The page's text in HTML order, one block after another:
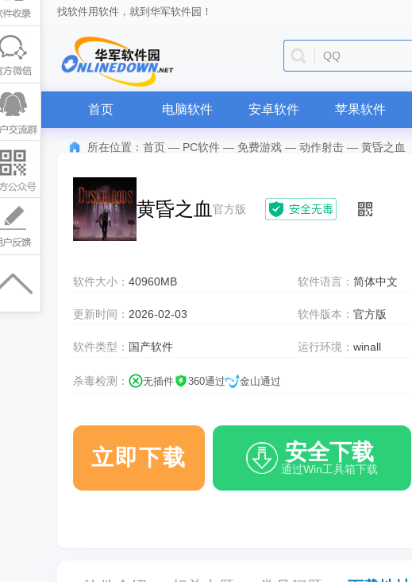
找软件用软件，就到华军软件园！
QQ
首页 电脑软件 安卓软件 苹果软件
所在位置： 首页 — PC软件 — 免费游戏 — 动作射击 — 黄昏之血
黄昏之血 官方版
软件大小： 40960MB 软件语言：简体中文
更新时间： 2026-02-03 软件版本：官方版
软件类型： 国产软件 运行环境：winall
杀毒检测： 无插件 360通过 金山通过
立即下载 安全下载
通过Win工具箱下载